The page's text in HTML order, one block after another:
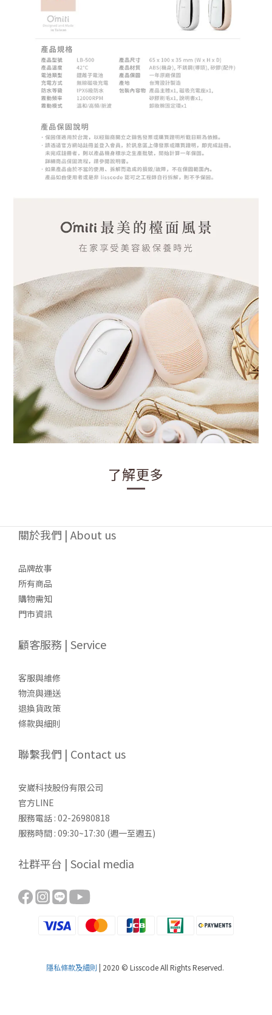
了解更多
關於我們 | About us
品牌故事
所有商品
購物需知
門市資訊
顧客服務 | Service
客服與維修
物流與運送
退換貨政策
條款與細則
聯繫我們 | Contact us
安崴科技股份有限公司
官方LINE
服務電話 : 02-26980818
服務時間 : 09:30~17:30 (週一至週五)
社群平台 | Social media
隱私條款及細則 | 2020 © Lisscode All Rights Reserved.